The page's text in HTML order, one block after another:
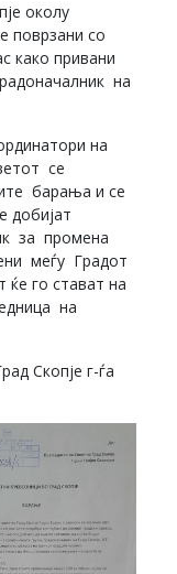
околу
поврзани со
како привани
на
на
се
барања и се
добијат
за промена
меѓу Градот
ќе го стават на
на
Скопје г-ѓа